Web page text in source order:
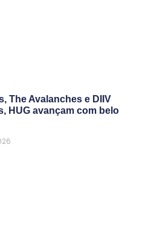
The Avalanches e DIIV
HUG avançam com belo